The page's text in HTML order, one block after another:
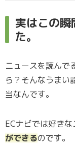
実はこの
た。
ニュースを読んで
ら？そんなうまい
当なんです。
ECナビでは好き
ができるのです。